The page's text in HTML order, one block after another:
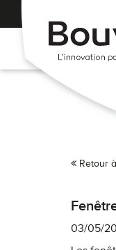
Retour
03/05/